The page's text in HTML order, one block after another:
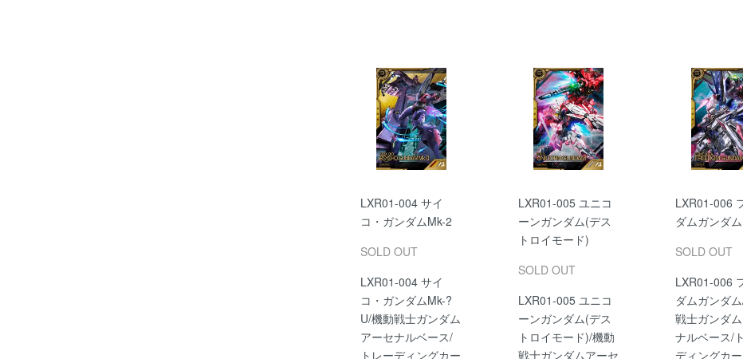
LXR01-004 サイ
コ・ガンダムMk-2
SOLD OUT
LXR01-004 サイ
コ・ガンダムMk-?
U/機動戦士ガンダム
アーセナルベース/
トレーディングカー
LXR01-005 ユニコ
ーンガンダム(デス
トロイモード)
SOLD OUT
LXR01-005 ユニコ
ーンガンダム(デス
トロイモード)/機動
戦士ガンダムアーセ
LXR01-006
ダムガンダム
SOLD OUT
LXR01-006
ダムガンダ
戦士ガンダ
ナルベース/
ディングカ